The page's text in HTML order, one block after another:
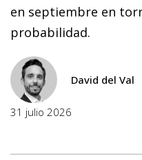
en septiembre en
probabilidad.
David del Val
31 julio 2026